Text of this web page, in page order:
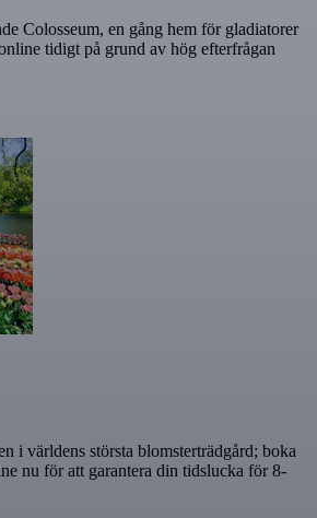
Colosseum, en gång hem för gladiatorer
tidigt på grund av hög efterfrågan
i världens största blomsterträdgård; boka
nu för att garantera din tidslucka för 8-